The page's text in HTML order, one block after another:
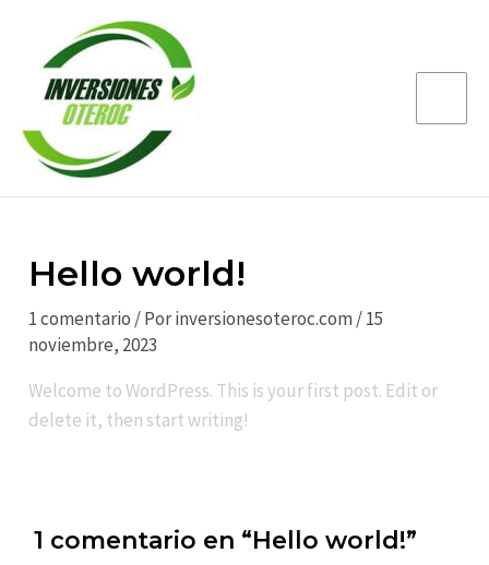
contenido
Hello world!
1 comentario / Porinversionesoteroc.com /15
noviembre, 2023
Welcome to WordPress. This is your first post. Edit or
delete it, then start writing!
1 comentario en “Hello world!”